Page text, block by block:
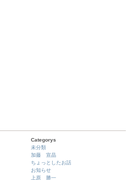
Categorys
未分類
加藤 宣晶
ちょっとしたお話
お知らせ
上原 勝一